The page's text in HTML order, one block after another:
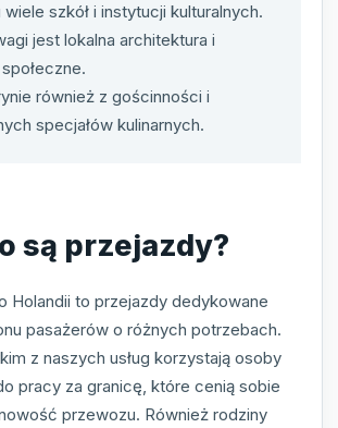
wiele szkół i instytucji kulturalnych.
jest lokalna architektura i
również z gościnności i
specjałów kulinarnych.
są przejazdy?
Holandii to przejazdy dedykowane
pasażerów o różnych potrzebach.
z naszych usług korzystają osoby
pracy za granicę, które cenią sobie
przewozu. Również rodziny